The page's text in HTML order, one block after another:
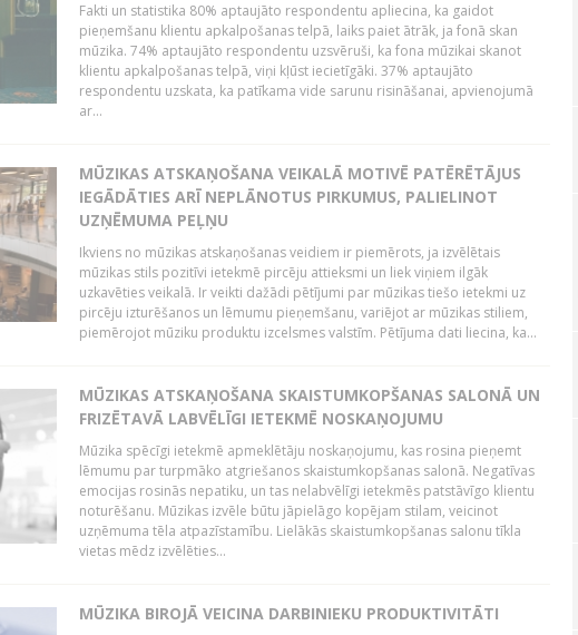
Fakti un statistika 80% aptaujāto respondentu apliecina, ka gaidot
pieņemšanu klientu apkalpošanas telpā, laiks paiet ātrāk, ja fonā skan
mūzika. 74% aptaujāto respondentu uzsvēruši, ka fona mūzikai skanot
klientu apkalpošanas telpā, viņi kļūst iecietīgāki. 37% aptaujāto
respondentu uzskata, ka patīkama vide sarunu risināšanai, apvienojumā
ar...
MŪZIKAS ATSKAŅOŠANA VEIKALĀ MOTIVĒ PATĒRĒTĀJUS
IEGĀDĀTIES ARĪ NEPLĀNOTUS PIRKUMUS, PALIELINOT
UZŅĒMUMA PEĻŅU
Ikviens no mūzikas atskaņošanas veidiem ir piemērots, ja izvēlētais
mūzikas stils pozitīvi ietekmē pircēju attieksmi un liek viņiem ilgāk
uzkavēties veikalā. Ir veikti dažādi pētījumi par mūzikas tiešo ietekmi uz
pircēju izturēšanos un lēmumu pieņemšanu, variējot ar mūzikas stiliem,
piemērojot mūziku produktu izcelsmes valstīm. Pētījuma dati liecina, ka...
MŪZIKAS ATSKAŅOŠANA SKAISTUMKOPŠANAS SALONĀ UN
FRIZĒTAVĀ LABVĒLĪGI IETEKMĒ NOSKAŅOJUMU
Mūzika spēcīgi ietekmē apmeklētāju noskaņojumu, kas rosina pieņemt
lēmumu par turpmāko atgriešanos skaistumkopšanas salonā. Negatīvas
emocijas rosinās nepatiku, un tas nelabvēlīgi ietekmēs patstāvīgo klientu
noturēšanu. Mūzikas izvēle būtu jāpielāgo kopējam stilam, veicinot
uzņēmuma tēla atpazīstamību. Lielākās skaistumkopšanas salonu tīkla
vietas mēdz izvēlēties...
MŪZIKA BIROJĀ VEICINA DARBINIEKU PRODUKTIVITĀTI